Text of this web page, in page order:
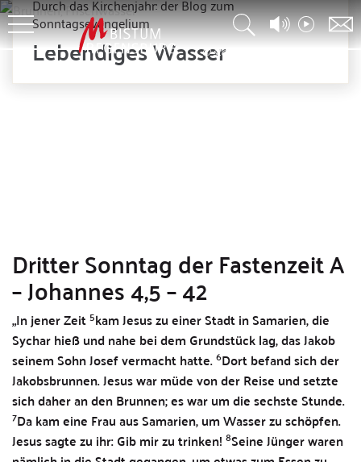
Durch das Kirchenjahr: der Blog zum
Sonntagsevangelium
Lebendiges Wasser© stock.adobe.com – 292444562
Dritter Sonntag der Fastenzeit A
– Johannes 4,5 – 42
„In jener Zeit5kam Jesus zu einer Stadt in Samarien, die
Sychar hieß und nahe bei dem Grundstück lag, das Jakob
seinem Sohn Josef vermacht hatte.6Dort befand sich der
Jakobsbrunnen. Jesus war müde von der Reise und setzte
sich daher an den Brunnen; es war um die sechste Stunde.
7Da kam eine Frau aus Samarien, um Wasser zu schöpfen.
Jesus sagte zu ihr: Gib mir zu trinken! 8Seine Jünger waren